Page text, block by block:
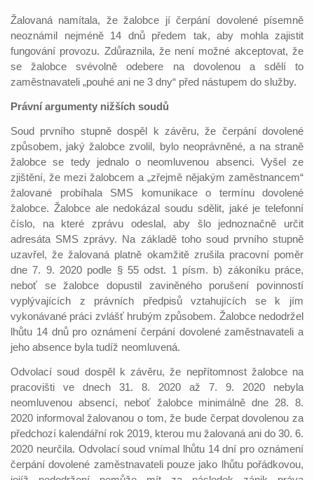
Žalovaná namítala, že žalobce jí čerpání dovolené písemně
neoznámil nejméně 14 dnů předem tak, aby mohla zajistit
fungování provozu. Zdůraznila, že není možné akceptovat, že
se žalobce svévolně odebere na dovolenou a sdělí to
zaměstnavateli „pouhé ani ne 3 dny“ před nástupem do služby.
Právní argumenty nižších soudů
Soud prvního stupně dospěl k závěru, že čerpání dovolené
způsobem, jaký žalobce zvolil, bylo neoprávněné, a na straně
žalobce se tedy jednalo o neomluvenou absenci. Vyšel ze
zjištění, že mezi žalobcem a „zřejmě nějakým zaměstnancem“
žalované probíhala SMS komunikace o termínu dovolené
žalobce. Žalobce ale nedokázal soudu sdělit, jaké je telefonní
číslo, na které zprávu odeslal, aby šlo jednoznačně určit
adresáta SMS zprávy. Na základě toho soud prvního stupně
uzavřel, že žalovaná platně okamžitě zrušila pracovní poměr
dne 7. 9. 2020 podle § 55 odst. 1 písm. b) zákoníku práce,
neboť se žalobce dopustil zaviněného porušení povinností
vyplývajících z právních předpisů vztahujících se k jím
vykonávané práci zvlášť hrubým způsobem. Žalobce nedodržel
lhůtu 14 dnů pro oznámení čerpání dovolené zaměstnavateli a
jeho absence byla tudíž neomluvená.
Odvolací soud dospěl k závěru, že nepřítomnost žalobce na
pracovišti ve dnech 31. 8. 2020 až 7. 9. 2020 nebyla
neomluvenou absencí, neboť žalobce minimálně dne 28. 8.
2020 informoval žalovanou o tom, že bude čerpat dovolenou za
předchozí kalendářní rok 2019, kterou mu žalovaná ani do 30. 6.
2020 neurčila. Odvolací soud vnímal lhůtu 14 dní pro oznámení
čerpání dovolené zaměstnavateli pouze jako lhůtu pořádkovou,